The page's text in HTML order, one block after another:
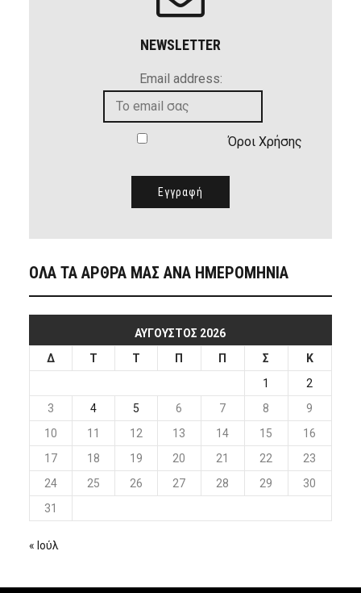
NEWSLETTER
Email address:
Όροι Χρήσης
ΟΛΑ ΤΑ ΑΡΘΡΑ ΜΑΣ ΑΝΑ ΗΜΕΡΟΜΗΝΙΑ
ΑΎΓΟΥΣΤΟΣ 2026
Δ
Τ Τ Π Π Σ
Κ
1
2
3
4 5 6 7 8
9
10
11 12 13 14 15
16
17
18 19 20 21 22
23
24
25 26 27 28 29
30
31
« Ιούλ